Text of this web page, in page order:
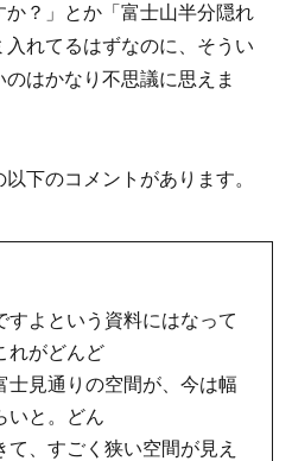
？」とか「富士山半分隠れ
れてるはずなのに、そうい
はかなり不思議に思えま
下のコメントがあります。
すよという資料にはなって
れがどんど
士見通りの空間が、今は幅
いと。どん
、すごく狭い空間が見え